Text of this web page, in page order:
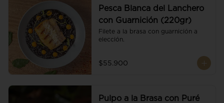
Pesca Blanca del Lanchero
con Guarnición (220gr)
Filete a la brasa con guarnición a
elección.
$55.900
Pulpo a la Brasa con Puré